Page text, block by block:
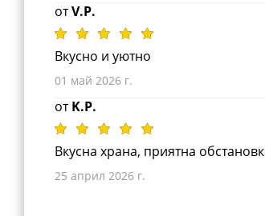
отV.P.
Вкусно и уютно
01 май 2026 г.
отK.P.
Вкусна храна, приятна
25 април 2026 г.